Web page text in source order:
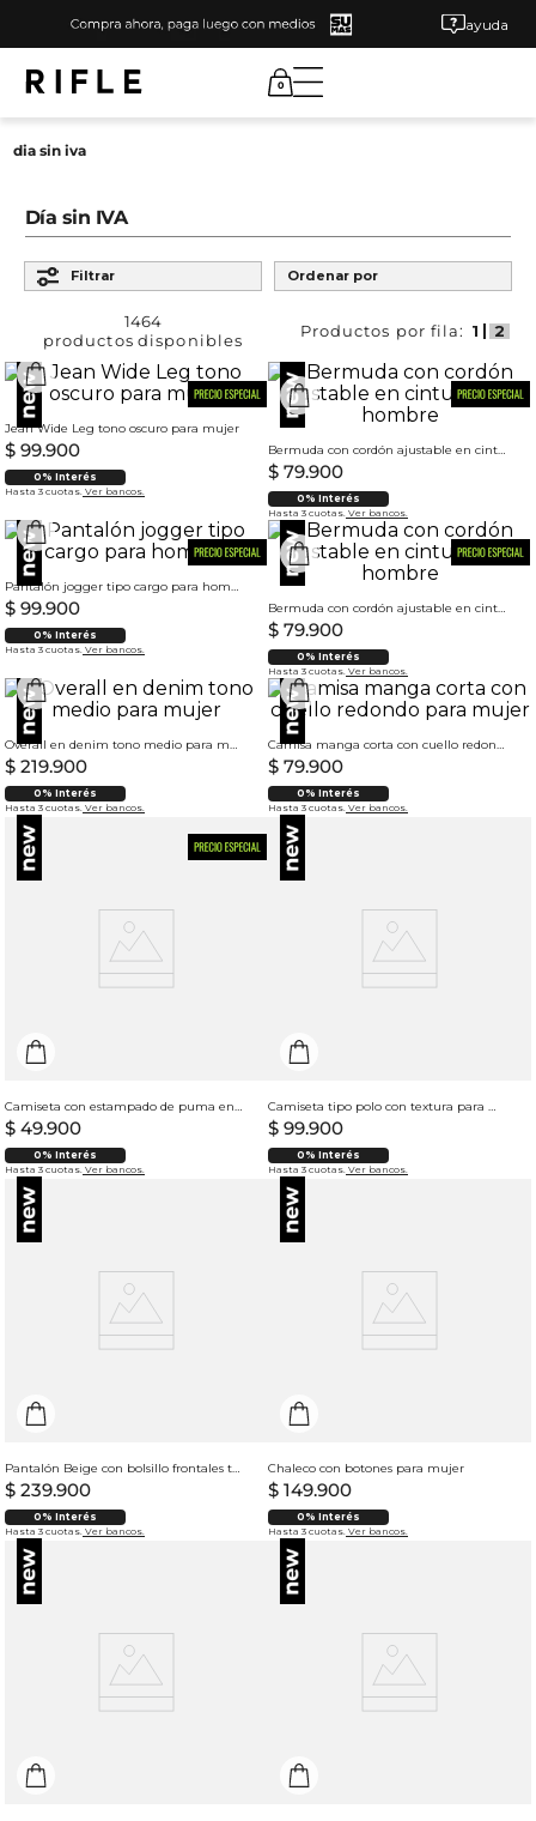
ayuda
0
dia sin iva
Día sin IVA
Filtrar Ordenar por
1464
productos
Jean Wide Leg tono oscuro para mujer
$ 99.900
0% Interés
Hasta 3 cuotas. Ver bancos.
Bermuda con cordón ajustable en cintura para hombre
$ 79.900
0% Interés
Hasta 3 cuotas. Ver bancos.
Pantalón jogger tipo cargo para hombre
$ 99.900
0% Interés
Hasta 3 cuotas. Ver bancos.
Bermuda con cordón ajustable en cintura para hombre
$ 79.900
0% Interés
Hasta 3 cuotas. Ver bancos.
Overall en denim tono medio para mujer
$ 219.900
0% Interés
Hasta 3 cuotas. Ver bancos.
Camisa manga corta con cuello redondo para mujer
$ 79.900
0% Interés
Hasta 3 cuotas. Ver bancos.
Camiseta con estampado de puma en punto corazón para mujer
$ 49.900
0% Interés
Hasta 3 cuotas. Ver bancos.
Camiseta tipo polo con textura para mujer
$ 99.900
0% Interés
Hasta 3 cuotas. Ver bancos.
Pantalón Beige con bolsillo frontales tipo parche para mujer
$ 239.900
0% Interés
Hasta 3 cuotas. Ver bancos.
Chaleco con botones para mujer
$ 149.900
0% Interés
Hasta 3 cuotas. Ver bancos.